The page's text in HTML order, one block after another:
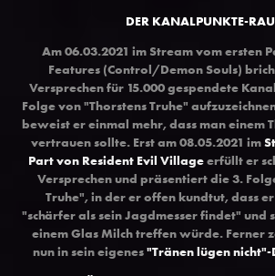
DER KANALPUNKTE-
Am 06.03.2021 im Stream vom ersten
Features (Control/Demon Souls)
Versprechen für 15.000 gespendete
Folge von "Thorstens Truhe"
beweist er einmal mehr, dass man einem
vertrauen sollte. Erst am 08.05.2021 im
Part von Resident Evil Villageerfüllt er
Versprechen und präsentiert die 3.
Truhe", in der er offen kundtut, dass
"schärfer als sein Jagdmesser findet" und
einem Glas Milch treffen würde. Ferner
nun in sein eigenes"Tränen lügen nicht"-